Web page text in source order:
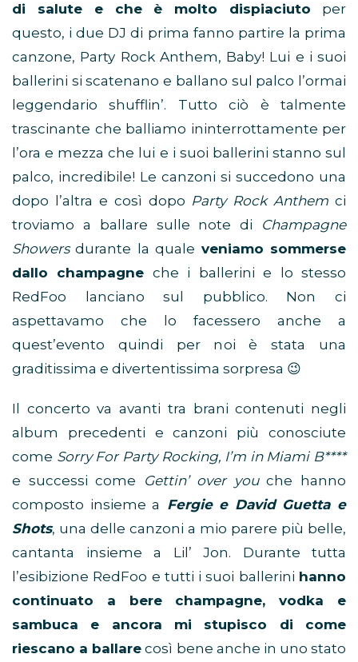
di salute e che è molto dispiaciuto per
questo, i due DJ di prima fanno partire la prima
canzone, Party Rock Anthem, Baby! Lui e i suoi
ballerini si scatenano e ballano sul palco l’ormai
leggendario shufflin’. Tutto ciò è talmente
trascinante che balliamo ininterrottamente per
l’ora e mezza che lui e i suoi ballerini stanno sul
palco, incredibile! Le canzoni si succedono una
dopo l’altra e così dopo Party Rock Anthem ci
troviamo a ballare sulle note di Champagne
Showersdurante la quale veniamo sommerse
dallo champagne che i ballerini e lo stesso
RedFoo lanciano sul pubblico. Non ci
aspettavamo che lo facessero anche a
quest’evento quindi per noi è stata una
graditissima e divertentissima sorpresa 😉
Il concerto va avanti tra brani contenuti negli
album precedenti e canzoni più conosciute
come Sorry For Party Rocking, I’m in Miami B****
e successi come
Gettin’ over youche hanno
composto insieme a Fergie e David Guetta e
Shots, una delle canzoni a mio parere più belle,
cantanta insieme a Lil’ Jon. Durante tutta
l’esibizione RedFoo e tutti i suoi ballerini hanno
continuato a bere champagne, vodka e
sambuca e ancora mi stupisco di come
riescano a ballare così bene anche in uno stato